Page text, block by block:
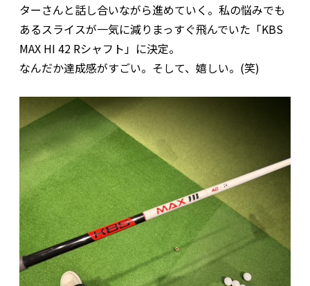
ターさんと話し合いながら進めていく。私の悩みでも
あるスライスが一気に減りまっすぐ飛んでいた「KBS
MAX HI 42 Rシャフト」に決定。
なんだか達成感がすごい。そして、嬉しい。(笑)